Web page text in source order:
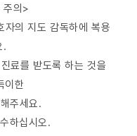
주의>
자의 지도 감독하에 복용
.
료를 받도록 하는 것을
이한
주세요.
하십시오.